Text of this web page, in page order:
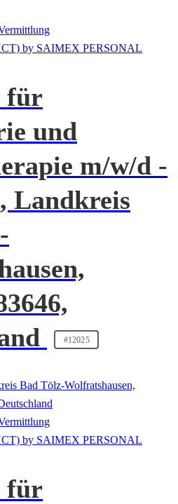
für
und
m/w/d -
Landkreis
#12025
Bad Tölz-Wolfratshausen,
für